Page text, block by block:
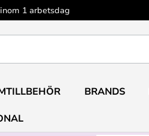
1 arbetsdag
BRANDS